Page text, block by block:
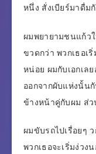
หนึ่ง สั่งเบียร์มาดื่ม
ผมพยายามชนแก้ว
ขวดกว่า พวกเธอเ
หน่อย ผมกับเอกเล
ออกจากผับแห่งนั้น
ข้างหน้าคู่กับผม ส่
ผมขับรถไปเรื่อยๆ
พวกเธอจะเริ่มง่วง